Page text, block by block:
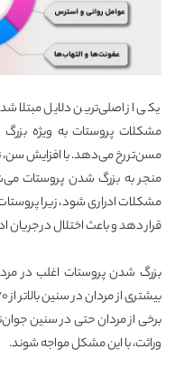
یکی از اصلی‌ترین دلایل مبتلا
مسن‌تر رخ می‌دهد. با افزایش
منجر به بزرگ شدن پروستات
مشکلات ادراری شود، زیرا
قرار دهد و باعث اختلال در جریان
برخی از مردان حتی در سنین
وراثت، با این مشکل مواجه شوند.